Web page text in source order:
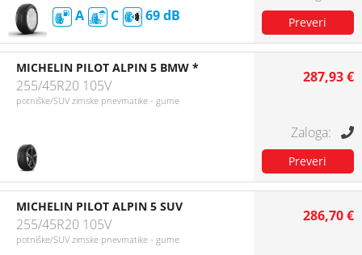
A C 69
MICHELIN PILOT ALPIN 5 BMW *
255/45R20 105V
potniške/SUV zimske pnevmatike - gume
287,93 €
MICHELIN PILOT ALPIN 5 SUV
255/45R20 105V
potniške/SUV zimske pnevmatike - gume
286,70 €